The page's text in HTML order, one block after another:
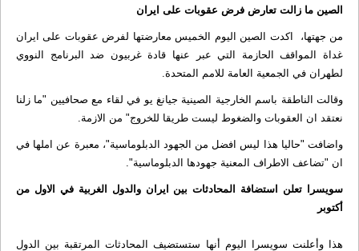
الصين ما زالت تعارض فرض عقوبات على ايران
من جهتها، اكدت الصين اليوم الخميس معارضتها لفرض عقوبات على ايران
غداة المواقف الحازمة التي عبر عنها قادة غربيون ضد البرنامج النووي
لطهران في الجمعية العامة للامم المتحدة.
وقالت الناطقة باسم الخارجية الصينية جيانغ يو في لقاء مع صحافيين "ما زلنا
نعتقد ان العقوبات والضغوط ليست طريقا للخروج" من الازمة.
واضافت "حاليا هذا ليس افضل من الجهود الدبلوماسية"، معبرة عن املها في
ان "تضاعف الاطراف المعنية جهودها الدبلوماسية".
سويسرا تعلن استضافة المحادثات بين ايران والدول الغربية في الاول من
أكتوبر
هذا وأعلنت سويسرا اليوم أنها ستستضيف المحادثات المرتقبة بين الدول